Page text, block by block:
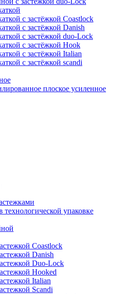
с застёжкой Coastlock
с застёжкой Danish
с застёжкой duo-Lock
с застёжкой Hook
с застёжкой Italian
с застёжкой scandi
плоское усиленное
упаковке
Coastlock
Danish
Duo-Lock
Hooked
Italian
Scandi